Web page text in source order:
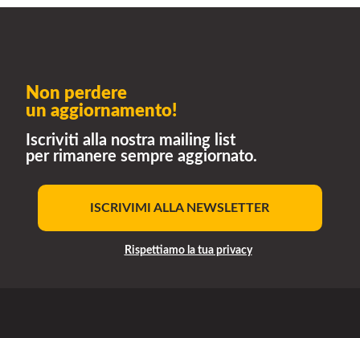
Non perdere
un aggiornamento!
Iscriviti alla nostra mailing list
per rimanere sempre aggiornato.
ISCRIVIMI ALLA NEWSLETTER
Rispettiamo la tua privacy